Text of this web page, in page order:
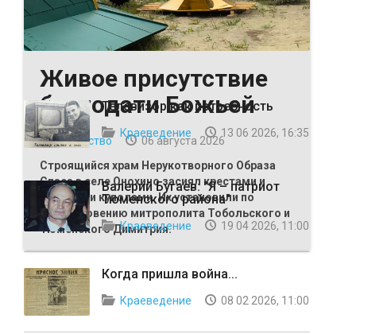
Живое присутствие
благодати Божьей
Общество
06 августа 2026
Строящийся храм Нерукотворного Образа
Спаса в селе Онохино засиял крестами и
главными куполами. Их установили по
благословению митрополита Тобольского и
Тюменского Димитрия.
ВЫБОР РЕДАКЦИИ
Телевизор как потребность
Краеведение 13 06 2026, 16:35
Валерий Бугаев: "Я – патриот
Тюменского района"
Краеведение 19 04 2026, 11:00
Когда пришла война...
Краеведение 08 02 2026, 11:00